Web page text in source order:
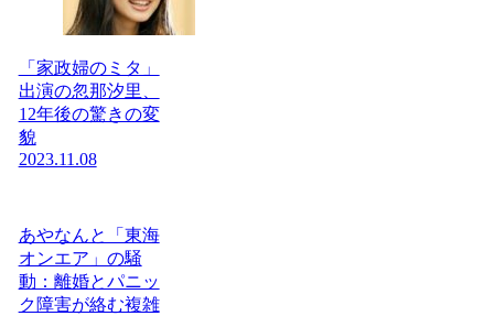
「家政婦のミタ」
出演の忽那汐里、
12年後の驚きの変
貌
2023.11.08
あやなんと「東海
オンエア」の騒
動：離婚とパニッ
ク障害が絡む複雑